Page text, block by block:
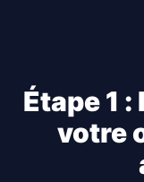
Étape 1
votre